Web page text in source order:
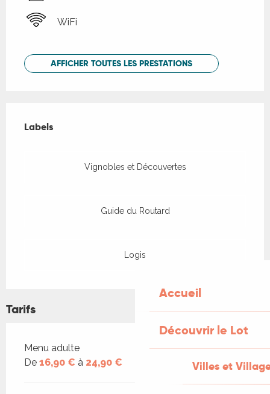
Accueil
Découvrir le Lot
Villes et
WiFi
AFFICHER TOUTES LES PRESTATIONS
Labels
Labels
Vignobles et Découvertes
Guide du Routard
Logis
Tarifs
Tarifs 2026
Menu adulte
De 16,90 € à 24,90 €